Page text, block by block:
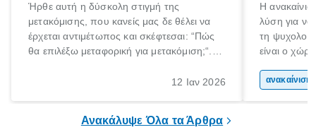
Ήρθε αυτή η δύσκολη στιγμή της
μετακόμισης, που κανείς μας δε θέλει να
έρχεται αντιμέτωπος και σκέφτεσαι: “Πώς
θα επιλέξω μεταφορική για μετακόμιση;“.
ξεκινάς τις απαραίτητες ετοιμασίες,12 Ιαν 2026
Η
λύση για να
τη
είναι ο
Επομένως,
Ανακάλυψε Όλα τα Άρθρα